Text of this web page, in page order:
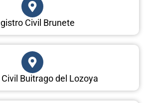
Civil Brunete
Buitrago del Lozoya